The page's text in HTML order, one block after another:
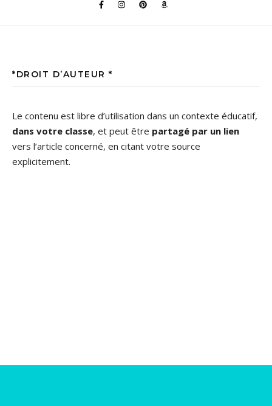
*DROIT D’AUTEUR *
Le contenu est libre d’utilisation dans un contexte éducatif,
dans votre classe, et peut être partagé par un lien
vers l’article concerné, en citant votre source
explicitement.